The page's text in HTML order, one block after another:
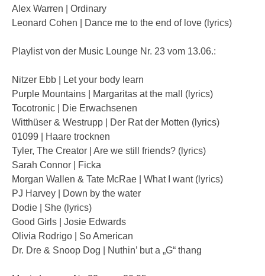
Alex Warren | Ordinary
Leonard Cohen | Dance me to the end of love (lyrics)
Playlist von der Music Lounge Nr. 23 vom 13.06.:
Nitzer Ebb | Let your body learn
Purple Mountains | Margaritas at the mall (lyrics)
Tocotronic | Die Erwachsenen
Witthüser & Westrupp | Der Rat der Motten (lyrics)
01099 | Haare trocknen
Tyler, The Creator | Are we still friends? (lyrics)
Sarah Connor | Ficka
Morgan Wallen & Tate McRae | What I want (lyrics)
PJ Harvey | Down by the water
Dodie | She (lyrics)
Good Girls | Josie Edwards
Olivia Rodrigo | So American
Dr. Dre & Snoop Dog | Nuthin’ but a „G“ thang